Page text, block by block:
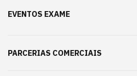
EVENTOS EXAME
PARCERIAS COMERCIAIS